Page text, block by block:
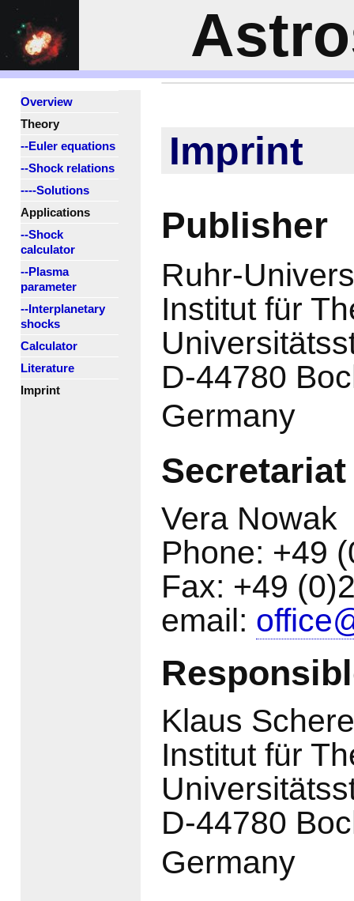
Overview
Theory
--Euler equations
--Shock relations
----Solutions
Applications
--Shock
calculator
--Plasma
parameter
--Interplanetary
shocks
Calculator
Literature
Imprint
Imprint
Publisher
Ruhr-
Institut für
D-44780
Germany
Secretariat
Vera Nowak
Phone: +49
Fax: +49
email:
Klaus
Institut für
D-44780
Germany